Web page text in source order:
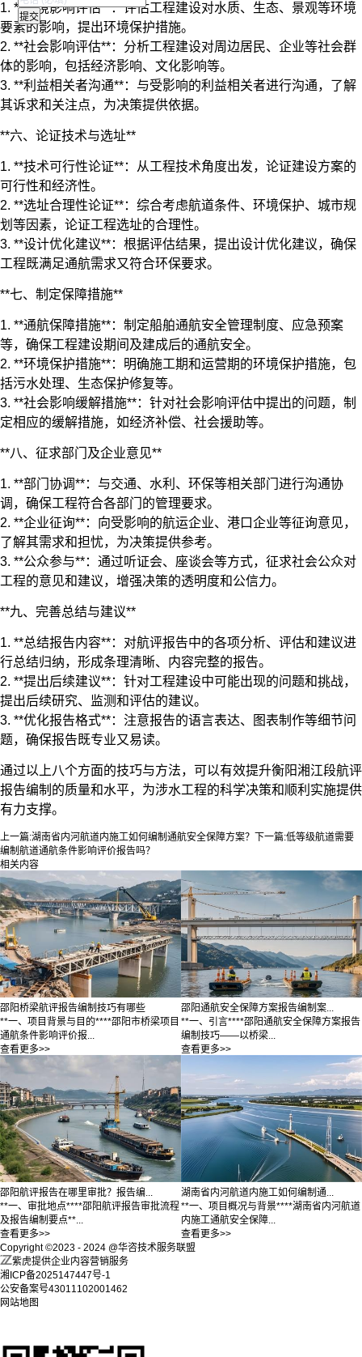
1. **环境影响评估**：评估工程建设对水质、生态、景观等环境
要素的影响，提出环境保护措施。
2. **社会影响评估**：分析工程建设对周边居民、企业等社会群
体的影响，包括经济影响、文化影响等。
3. **利益相关者沟通**：与受影响的利益相关者进行沟通，了解
其诉求和关注点，为决策提供依据。
**六、论证技术与选址**
1. **技术可行性论证**：从工程技术角度出发，论证建设方案的
可行性和经济性。
2. **选址合理性论证**：综合考虑航道条件、环境保护、城市规
划等因素，论证工程选址的合理性。
3. **设计优化建议**：根据评估结果，提出设计优化建议，确保
工程既满足通航需求又符合环保要求。
**七、制定保障措施**
1. **通航保障措施**：制定船舶通航安全管理制度、应急预案
等，确保工程建设期间及建成后的通航安全。
2. **环境保护措施**：明确施工期和运营期的环境保护措施，包
括污水处理、生态保护修复等。
3. **社会影响缓解措施**：针对社会影响评估中提出的问题，制
定相应的缓解措施，如经济补偿、社会援助等。
**八、征求部门及企业意见**
1. **部门协调**：与交通、水利、环保等相关部门进行沟通协
调，确保工程符合各部门的管理要求。
2. **企业征询**：向受影响的航运企业、港口企业等征询意见，
了解其需求和担忧，为决策提供参考。
3. **公众参与**：通过听证会、座谈会等方式，征求社会公众对
工程的意见和建议，增强决策的透明度和公信力。
**九、完善总结与建议**
1. **总结报告内容**：对航评报告中的各项分析、评估和建议进
行总结归纳，形成条理清晰、内容完整的报告。
2. **提出后续建议**：针对工程建设中可能出现的问题和挑战，
提出后续研究、监测和评估的建议。
3. **优化报告格式**：注意报告的语言表达、图表制作等细节问
题，确保报告既专业又易读。
通过以上八个方面的技巧与方法，可以有效提升衡阳湘江段航评
报告编制的质量和水平，为涉水工程的科学决策和顺利实施提供
有力支撑。
上一篇:湖南省内河航道内施工如何编制通航安全保障方案？ 下一篇:低等级航道需要
编制航道通航条件影响评价报告吗？
相关内容
邵阳桥梁航评报告编制技巧有哪些
**一、项目背景与目的****邵阳市桥梁项目
通航条件影响评价报...
查看更多>>
邵阳通航安全保障方案报告编制案...
**一、引言****邵阳通航安全保障方案报告
编制技巧——以桥梁...
查看更多>>
邵阳航评报告在哪里审批？报告编...
**一、审批地点****邵阳航评报告审批流程
及报告编制要点**...
查看更多>>
湖南省内河航道内施工如何编制通...
**一、项目概况与背景****湖南省内河航道
内施工通航安全保障...
查看更多>>
Copyright ©2023 - 2024 @华咨技术服务联盟
紫虎提供企业内容营销服务
湘ICP备2025147447号-1
公安备案号43011102001462
网站地图